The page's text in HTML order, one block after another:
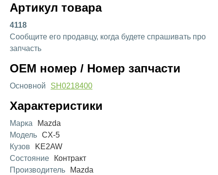
Артикул товара
4118
Сообщите его продавцу, когда будете спрашивать про
запчасть
OEM номер / Номер запчасти
Основной SH0218400
Характеристики
Марка
Mazda
Модель CX-5
Кузов
KE2AW
Состояние
Контракт
Производитель
Mazda